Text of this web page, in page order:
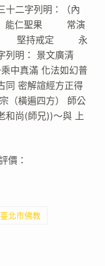
十二字列明：（內
仁聖果 常演
融 堅持戒定 永
列明： 景文廣清
中真滿 化法如幻普
同 密解諠經方正得
（橫遍四方） 師公
和尚(師兄))～與 上
價：
北市佛教